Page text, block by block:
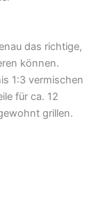
das richtige,
können.
1:3 vermischen
für ca. 12
grillen.